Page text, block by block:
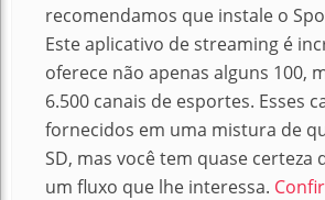
recomendamos que instale o
Este aplicativo de streaming é
oferece não apenas alguns 100,
6.500 canais de esportes. Esses
fornecidos em uma mistura de
SD, mas você tem quase certeza
um fluxo que lhe interessa.